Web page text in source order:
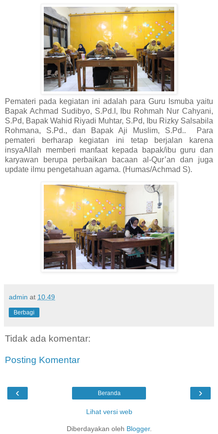
Pemateri pada kegiatan ini adalah para Guru Ismuba yaitu
Bapak Achmad Sudibyo, S.Pd.I, Ibu Rohmah Nur Cahyani,
S.Pd, Bapak Wahid Riyadi Muhtar, S.Pd, Ibu Rizky Salsabila
Rohmana, S.Pd., dan Bapak Aji Muslim, S.Pd.. Para
pemateri berharap kegiatan ini tetap berjalan karena
insyaAllah memberi manfaat kepada bapak/ibu guru dan
karyawan berupa perbaikan bacaan al-Qur’an dan juga
update ilmu pengetahuan agama. (Humas/Achmad S).
admin at 10.49
Berbagi
Tidak ada komentar:
Posting Komentar
‹ ›
Beranda
Lihat versi web
Diberdayakan oleh Blogger.